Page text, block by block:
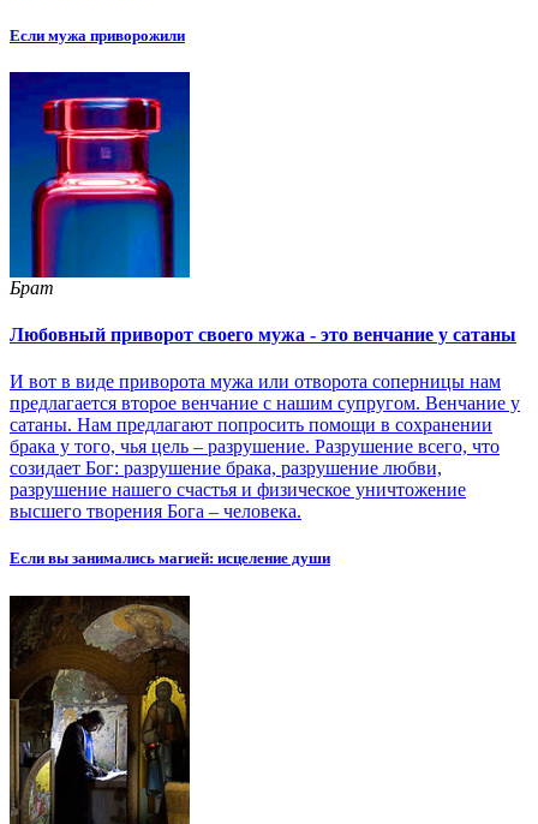
Если мужа приворожили
Брат
Любовный приворот своего мужа - это венчание у сатаны
И вот в виде приворота мужа или отворота соперницы нам
предлагается второе венчание с нашим супругом. Венчание у
сатаны. Нам предлагают попросить помощи в сохранении
брака у того, чья цель – разрушение. Разрушение всего, что
созидает Бог: разрушение брака, разрушение любви,
разрушение нашего счастья и физическое уничтожение
высшего творения Бога – человека.
Если вы занимались магией: исцеление души